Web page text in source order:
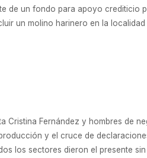
de un fondo para apoyo crediticio
un molino harinero en la
Fernández y hombres de
y el cruce de
los sectores dieron el presente